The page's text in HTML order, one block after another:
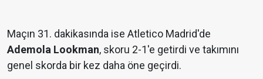
Maçın 31. dakikasında ise Atletico Madrid'de
Ademola Lookman, skoru 2-1'e getirdi ve takımını
genel skorda bir kez daha öne geçirdi.